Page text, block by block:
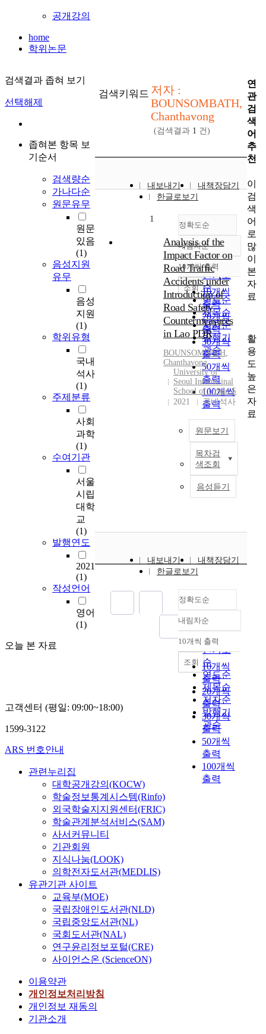
공개강의
home
학위논문
검색결과 좁혀 보기
선택해제
좁혀본 항목 보
기순서
검색량순
가나다순
원문유무
원문
있음
(1)
음성지원
유무
음성
지원
(1)
학위유형
국내
석사
(1)
주제분류
사회
과학
(1)
수여기관
서울
시립
대학
교
(1)
발행연도
2021
(1)
작성언어
영어
(1)
오늘 본 자료
검색키워드 저자 :
BOUNSOMBATH,
Chanthavong
(검색결과 1 건)
내보내기
내책장담기
한글로보기
정확도순
정확도
순
인기도
순
연도순
제목순
저자순
발행기
관순
내림차순
내림차순
10개씩 출력
10개씩
출력
20개씩
출력
30개씩
출력
50개씩
출력
100개씩
출력
조회
1
Analysis of the
Impact Factor on
Road Traffic
Accidents under
Introduction of
Road Safety
Countermeasures
in Lao PDR
BOUNSOMBATH,
Chanthavong
University of
Seoul Internatinal
School of Urban S
2021
국내석사
원문보기
목차검
색조회
음성듣기
a
a
내보내기
내책장담기
한글로보기
정확도순
정확도
순
인기도
순
연도순
제목순
저자순
발행기
관순
내림차순
내림차순
10개씩 출력
10개씩
출력
20개씩
출력
30개씩
출력
50개씩
출력
100개씩
출력
조회
연
관
검
색
어
추
천
이
검
색
어
로
많
이
본
자
료
활
용
도
높
은
자
료
고객센터 (평일: 09:00~18:00)
1599-3122
ARS 번호안내
관련누리집
대학공개강의(KOCW)
학술정보통계시스템(Rinfo)
외국학술지지원센터(FRIC)
학술관계분석서비스(SAM)
사서커뮤니티
기관회원
지식나눔(LOOK)
의학전자도서관(MEDLIS)
유관기관 사이트
교육부(MOE)
국립장애인도서관(NLD)
국립중앙도서관(NL)
국회도서관(NAL)
연구윤리정보포털(CRE)
사이언스온 (ScienceON)
이용약관
개인정보처리방침
개인정보 재동의
기관소개